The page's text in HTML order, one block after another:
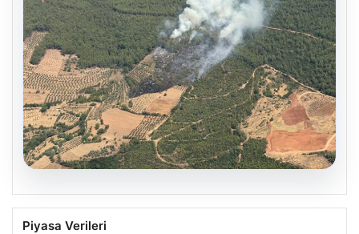
Muğla Yatağan’da orman yangını
Piyasa Verileri